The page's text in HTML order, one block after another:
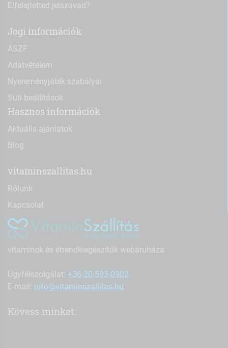
Elfelejtetted jelszavad?
Jogi információk
ÁSZF
Adatvételem
Nyereményjáték szabályai
Süti beállítások
Hasznos információk
Aktuális ajánlatok
Blog
vitaminszallitas.hu
Rólunk
Kapcsolat
vitaminok és étrendkiegészítők webáruháza
Ügyfélszolgálat: +36-20-593-0902
E-mail: info@vitaminszallitas.hu
Kövess minket: